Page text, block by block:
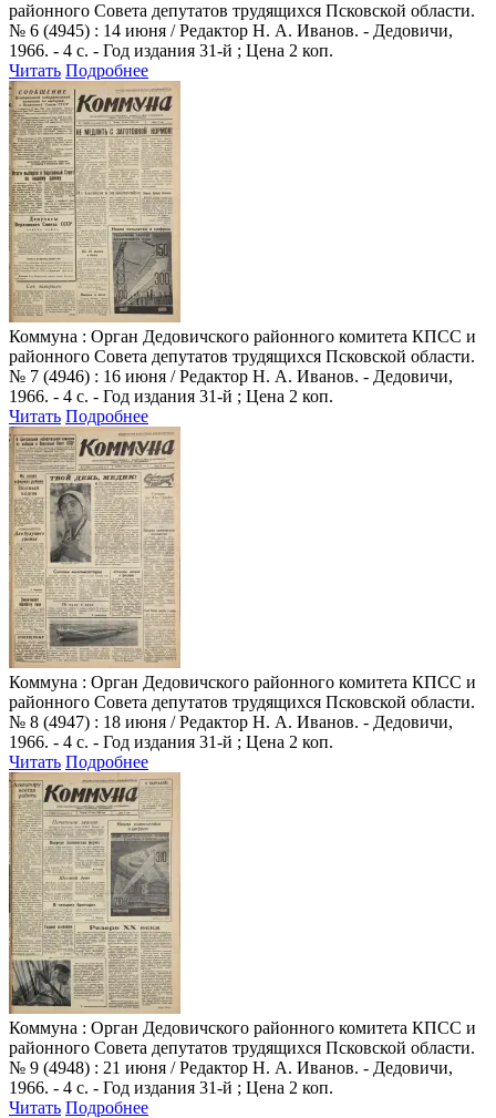
районного Совета депутатов трудящихся Псковской области.
№ 6 (4945) : 14 июня / Редактор Н. А. Иванов. - Дедовичи,
1966. - 4 с. - Год издания 31-й ; Цена 2 коп.
Читать Подробнее
Коммуна : Орган Дедовичского районного комитета КПСС и
районного Совета депутатов трудящихся Псковской области.
№ 7 (4946) : 16 июня / Редактор Н. А. Иванов. - Дедовичи,
1966. - 4 с. - Год издания 31-й ; Цена 2 коп.
Читать Подробнее
Коммуна : Орган Дедовичского районного комитета КПСС и
районного Совета депутатов трудящихся Псковской области.
№ 8 (4947) : 18 июня / Редактор Н. А. Иванов. - Дедовичи,
1966. - 4 с. - Год издания 31-й ; Цена 2 коп.
Читать Подробнее
Коммуна : Орган Дедовичского районного комитета КПСС и
районного Совета депутатов трудящихся Псковской области.
№ 9 (4948) : 21 июня / Редактор Н. А. Иванов. - Дедовичи,
1966. - 4 с. - Год издания 31-й ; Цена 2 коп.
Читать Подробнее